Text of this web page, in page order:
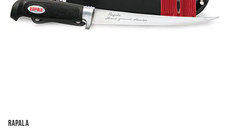
Rapala